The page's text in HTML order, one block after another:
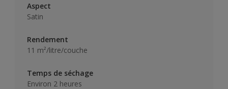
Aspect
Satin
Rendement
11 m²/litre/couche
Temps de séchage
Environ 2 heures